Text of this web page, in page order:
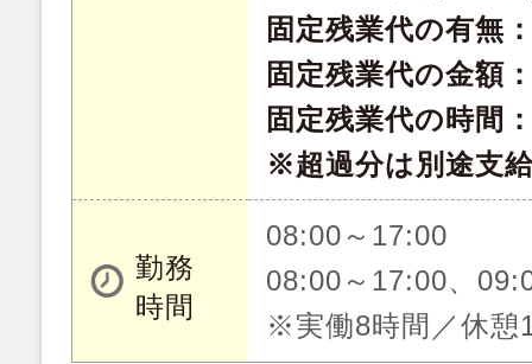
固定残業代の有無
固定残業代の金額
固定残業代の時間
※超過分は別途支
勤務
時間
08:00～17:00
08:00～17:00、
※実働8時間／休憩